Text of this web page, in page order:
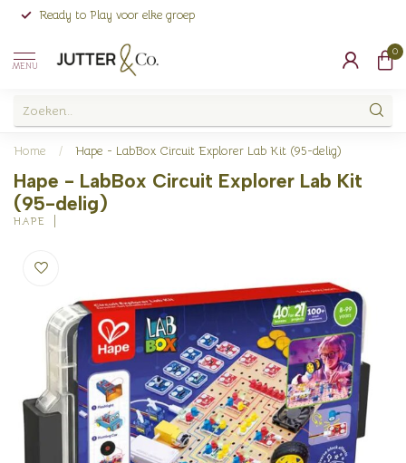
Ready to Play voor elke groep
MENU
0
Home / Hape - LabBox Circuit Explorer Lab Kit (95-delig)
Hape - LabBox Circuit Explorer Lab Kit
(95-delig)
HAPE